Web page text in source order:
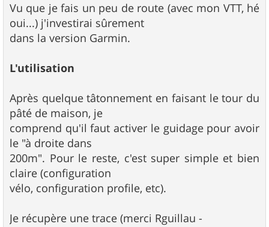
Vu que je fais un peu de route (avec mon VTT, hé
oui...) j'investirai sûrement
dans la version Garmin.
L'utilisation
Après quelque tâtonnement en faisant le tour du
pâté de maison, je
comprend qu'il faut activer le guidage pour avoir
le "à droite dans
200m". Pour le reste, c'est super simple et bien
claire (configuration
vélo, configuration profile, etc).
Je récupère une trace (merci Rguillau -